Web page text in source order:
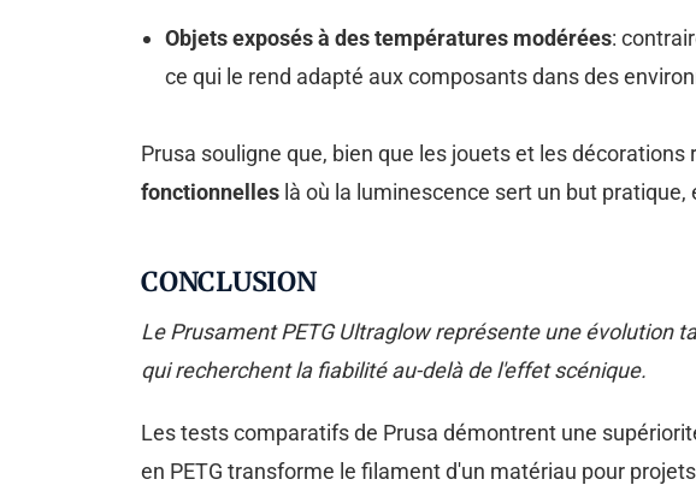
Objets exposés à des températures modérées:
ce qui le rend adapté aux composants dans des
Prusa souligne que, bien que les jouets et les
fonctionnelles là où la luminescence sert un but
CONCLUSION
Le Prusament PETG Ultraglow représente une évolution
qui recherchent la fiabilité au-delà de l'effet scénique.
Les tests comparatifs de Prusa démontrent une
en PETG transforme le filament d'un matériau pour